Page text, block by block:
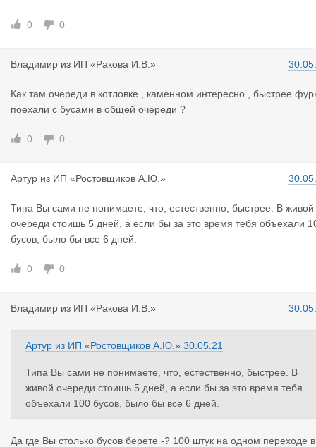
0 0
Владимир из ИП «Ракова И.В.»
Как там очереди в котловке , каменном интересно , быстрее
поехали с бусами в общей очереди ?
0 0
Артур из ИП «Ростовщиков А.Ю.»
Типа Вы сами не понимаете, что, естественно, быстрее. В живой
очереди стоишь 5 дней, а если бы за это время тебя объехали
бусов, было бы все 6 дней.
0 0
Владимир из ИП «Ракова И.В.»
Артур из ИП «Ростовщиков А.Ю.» 30.05.21
Типа Вы сами не понимаете, что, естественно, быстрее. В
живой очереди стоишь 5 дней, а если бы за это время тебя
объехали 100 бусов, было бы все 6 дней.
Да где Вы столько бусов берете -? 100 штук на одном переходе в